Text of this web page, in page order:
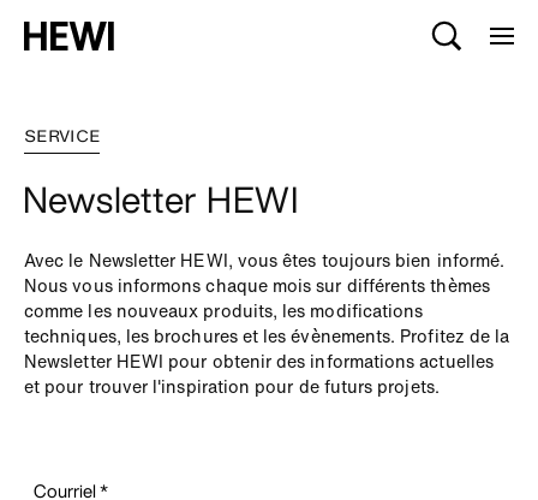
SERVICE
Newsletter HEWI
Avec le Newsletter HEWI, vous êtes toujours bien informé.
Nous vous informons chaque mois sur différents thèmes
comme les nouveaux produits, les modifications
techniques, les brochures et les évènements. Profitez de la
Newsletter HEWI pour obtenir des informations actuelles
et pour trouver l'inspiration pour de futurs projets.